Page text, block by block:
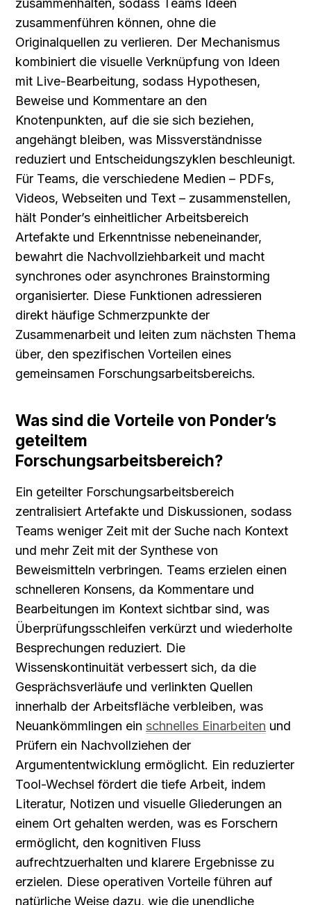
zusammenführen können, ohne die
Originalquellen zu verlieren. Der Mechanismus
kombiniert die visuelle Verknüpfung von Ideen
mit Live-Bearbeitung, sodass Hypothesen,
Beweise und Kommentare an den
Knotenpunkten, auf die sie sich beziehen,
angehängt bleiben, was Missverständnisse
reduziert und Entscheidungszyklen beschleunigt.
Für Teams, die verschiedene Medien – PDFs,
Videos, Webseiten und Text – zusammenstellen,
hält Ponder’s einheitlicher Arbeitsbereich
Artefakte und Erkenntnisse nebeneinander,
bewahrt die Nachvollziehbarkeit und macht
synchrones oder asynchrones Brainstorming
organisierter. Diese Funktionen adressieren
direkt häufige Schmerzpunkte der
Zusammenarbeit und leiten zum nächsten Thema
über, den spezifischen Vorteilen eines
gemeinsamen Forschungsarbeitsbereichs.
Was sind die Vorteile von Ponder’s
geteiltem
Forschungsarbeitsbereich?
Ein geteilter Forschungsarbeitsbereich
zentralisiert Artefakte und Diskussionen, sodass
Teams weniger Zeit mit der Suche nach Kontext
und mehr Zeit mit der Synthese von
Beweismitteln verbringen. Teams erzielen einen
schnelleren Konsens, da Kommentare und
Bearbeitungen im Kontext sichtbar sind, was
Überprüfungsschleifen verkürzt und wiederholte
Besprechungen reduziert. Die
Wissenskontinuität verbessert sich, da die
Gesprächsverläufe und verlinkten Quellen
innerhalb der Arbeitsfläche verbleiben, was
Neuankömmlingen ein schnelles Einarbeiten und
Prüfern ein Nachvollziehen der
Argumententwicklung ermöglicht. Ein reduzierter
Tool-Wechsel fördert die tiefe Arbeit, indem
Literatur, Notizen und visuelle Gliederungen an
einem Ort gehalten werden, was es Forschern
ermöglicht, den kognitiven Fluss
aufrechtzuerhalten und klarere Ergebnisse zu
erzielen. Diese operativen Vorteile führen auf
natürliche Weise dazu, wie die unendliche